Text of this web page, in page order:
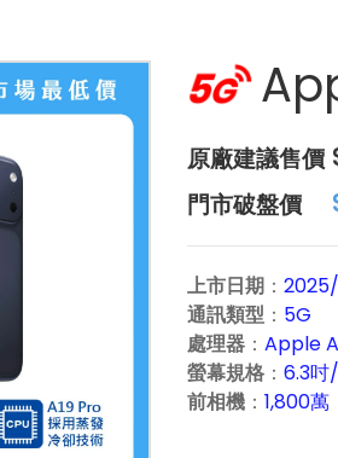
盤
上市日期：
通訊類型： 5G
處理器： Apple
螢幕規格： 6.3吋
前相機： 1,800萬